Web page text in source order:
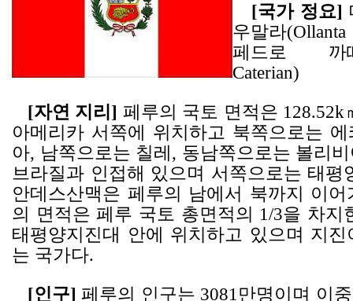
[국가 정요]
우말라
페드로 까떼
Caterian)
[자연 지리] 페루의 국토 면적은 128.52k
아메리카 서쪽에 위치하고 북쪽으로는
아, 남쪽으로는 칠레, 동남쪽으로는 볼리
브라질과 인접해 있으며 서쪽으로는 태평
안데스산맥은 페루의 남에서 북까지 이
의 면적은 페루 국토 총면적의 1/3을 차지
태평양지진대 안에 위치하고 있으며 지
는 국가다.
[인구] 페루의 인구는 3081만명이며 이